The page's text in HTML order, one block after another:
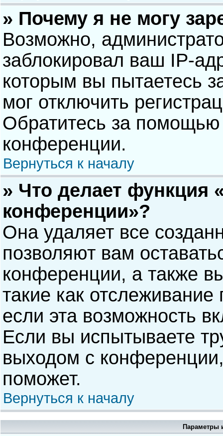
» Почему я не могу
Возможно,
заблокировал ваш IP-
которым вы пытаетесь
мог отключить
Обратитесь за помощью
конференции.
Вернуться к началу
» Что делает функция
конференции»?
Она удаляет все
позволяют вам
конференции, а также
такие как
если эта возможность
Если вы испытываете
выходом с
поможет.
Вернуться к началу
Параметры